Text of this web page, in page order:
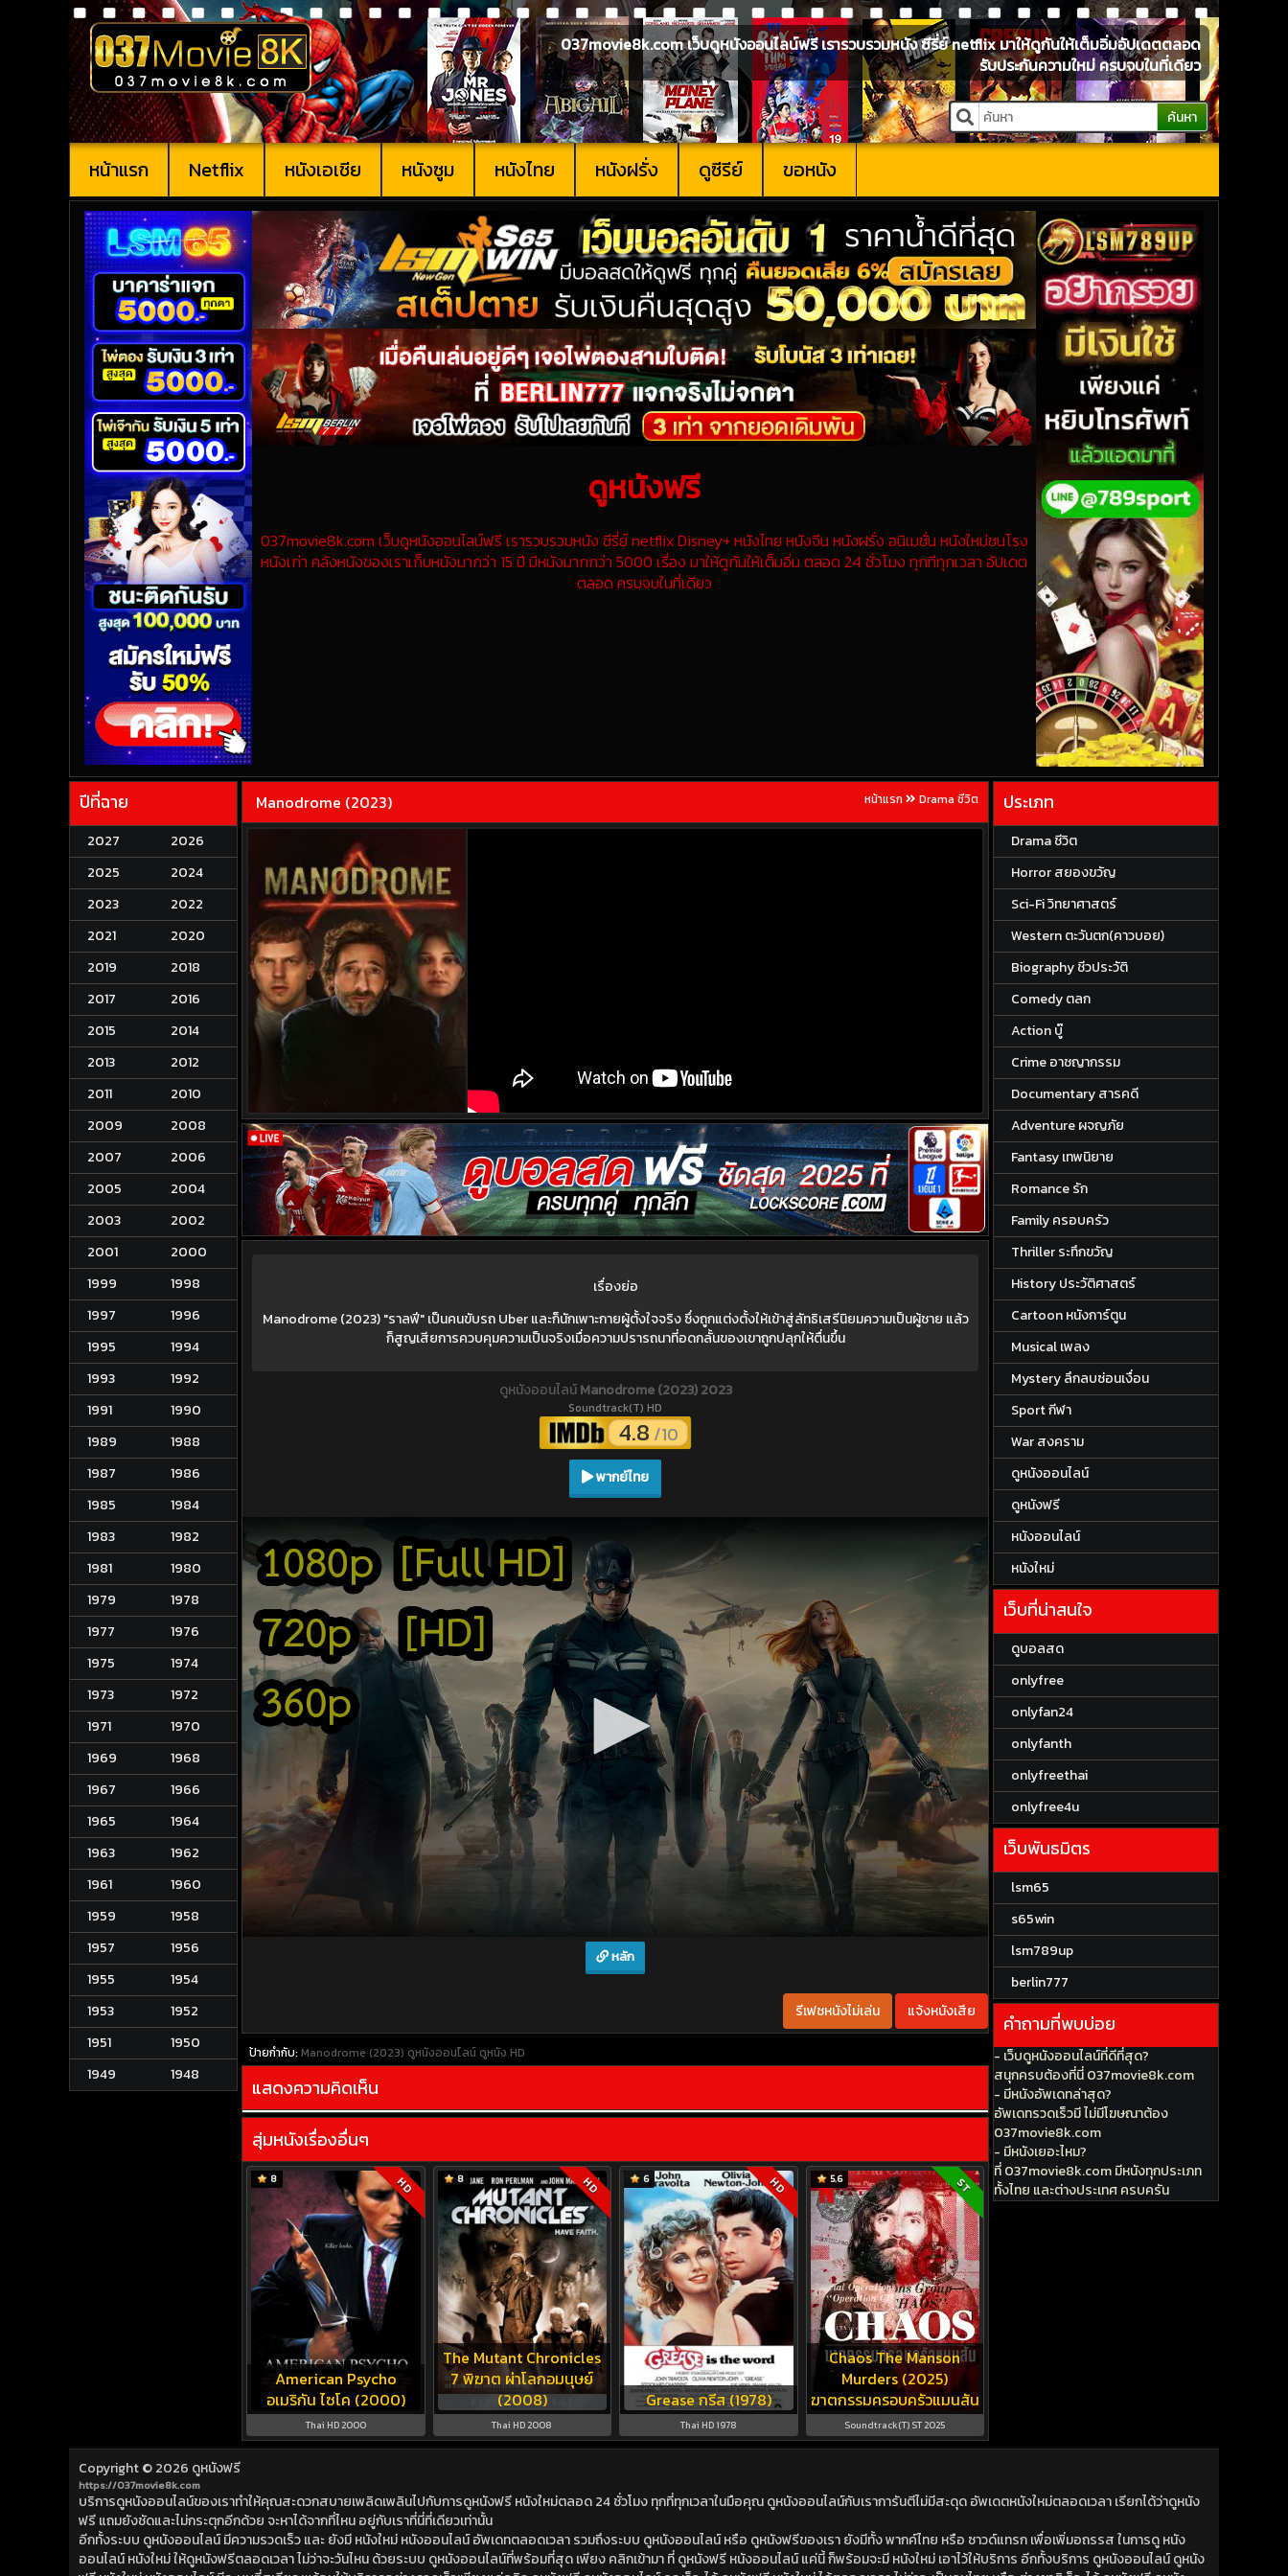
037movie8k.com เว็บดูหนังออนไลน์ฟรี เรารวบรวมหนัง ซีรี่ย์ netflix มาให้ดูกันให้เต็มอิ่มอัปเดตตลอด
รับประกันความใหม่ ครบจบในที่เดียว
ค้นหา
หน้าแรก Netflix หนังเอเชีย หนังซูม หนังไทย หนังฝรั่ง ดูซีรีย์ ขอหนัง
ดูหนังฟรี
037movie8k.com เว็บดูหนังออนไลน์ฟรี เรารวบรวมหนัง ซีรี่ย์ netflix Disney+ หนังไทย หนังจีน หนังฝรั่ง อนิเมชั่น หนังใหม่ชนโรง
หนังเก่า คลังหนังของเราเก็บหนังมากว่า 15 ปี มีหนังมากกว่า 5000 เรื่อง มาให้ดูกันให้เต็มอิ่ม ตลอด 24 ชั่วโมง ทุกทีทุกเวลา อัปเดต
ตลอด ครบจบในที่เดียว
ปีที่ฉาย
2027
2026
2025
2024
2023
2022
2021
2020
2019
2018
2017
2016
2015
2014
2013
2012
2011
2010
2009
2008
2007
2006
2005
2004
2003
2002
2001
2000
1999
1998
1997
1996
1995
1994
1993
1992
1991
1990
1989
1988
1987
1986
1985
1984
1983
1982
1981
1980
1979
1978
1977
1976
1975
1974
1973
1972
1971
1970
1969
1968
1967
1966
1965
1964
1963
1962
1961
1960
1959
1958
1957
1956
1955
1954
1953
1952
1951
1950
1949
1948
Manodrome (2023) หน้าแรก Drama ชีวิต
เรื่องย่อ
Manodrome (2023) "ราลฟี" เป็นคนขับรถ Uber และก็นักเพาะกายผู้ตั้งใจจริง ซึ่งถูกแต่งตั้งให้เข้าสู่ลัทธิเสรีนิยมความเป็นผู้ชาย แล้ว
ก็สูญเสียการควบคุมความเป็นจริงเมื่อความปรารถนาที่อดกลั้นของเขาถูกปลุกให้ตื่นขึ้น
ดูหนังออนไลน์Manodrome (2023) 2023
Soundtrack(T) HD
4.8 /10
พากย์ไทย
หลัก
รีเฟชหนังไม่เล่น แจ้งหนังเสีย
ป้ายกำกับ: Manodrome (2023) ดูหนังออนไลน์ ดูหนัง HD
แสดงความคิดเห็น
สุ่มหนังเรื่องอื่นๆ
American Psycho
อเมริกัน ไซโค (2000)
8 HD
Thai HD 2000
The Mutant Chronicles
7 พิฆาต ผ่าโลกอมนุษย์
(2008)
8 HD
Thai HD 2008
Grease กรีส (1978)
6 HD
Thai HD 1978
Chaos The Manson
Murders (2025)
ฆาตกรรมครอบครัวแมนสัน
5.6 ST
Soundtrack(T) ST 2025
ประเภท
Drama ชีวิต
Horror สยองขวัญ
Sci-Fi วิทยาศาสตร์
Western ตะวันตก(คาวบอย)
Biography ชีวประวัติ
Comedy ตลก
Action บู๊
Crime อาชญากรรม
Documentary สารคดี
Adventure ผจญภัย
Fantasy เทพนิยาย
Romance รัก
Family ครอบครัว
Thriller ระทึกขวัญ
History ประวัติศาสตร์
Cartoon หนังการ์ตูน
Musical เพลง
Mystery ลึกลบซ่อนเงื่อน
Sport กีฬา
War สงคราม
ดูหนังออนไลน์
ดูหนังฟรี
หนังออนไลน์
หนังใหม่
เว็บที่น่าสนใจ
ดูบอลสด
onlyfree
onlyfan24
onlyfanth
onlyfreethai
onlyfree4u
เว็บพันธมิตร
lsm65
s65win
lsm789up
berlin777
คำถามที่พบบ่อย
- เว็บดูหนังออนไลน์ที่ดีที่สุด?
สนุกครบต้องที่นี่ 037movie8k.com
- มีหนังอัพเดทล่าสุด?
อัพเดทรวดเร็วมี ไม่มีโฆษณาต้อง
037movie8k.com
- มีหนังเยอะไหม?
ที่ 037movie8k.com มีหนังทุกประเภท
ทั้งไทย และต่างประเทศ ครบครัน
Copyright © 2026 ดูหนังฟรี
https://037movie8k.com
บริการดูหนังออนไลน์ของเราทำให้คุณสะดวกสบายเพลิดเพลินไปกับการดูหนังฟรี หนังใหม่ตลอด 24 ชั่วโมง ทุกที่ทุกเวลาในมือคุณ ดูหนังออนไลน์กับเราการันตีไม่มีสะดุด อัพเดตหนังใหม่ตลอดเวลา เรียกได้ว่าดูหนัง
ฟรี แถมยังชัดและไม่กระตุกอีกด้วย จะหาได้จากที่ไหน อยู่กับเราที่นี่ที่เดียวเท่านั้น
อีกทั้งระบบ ดูหนังออนไลน์ มีความรวดเร็ว และ ยังมี หนังใหม่ หนังออนไลน์ อัพเดทตลอดเวลา รวมถึงระบบ ดูหนังออนไลน์ หรือ ดูหนังฟรีของเรา ยังมีทั้ง พากค์ไทย หรือ ซาวด์แทรก เพื่อเพิ่มอถรรส ในการดู หนัง
ออนไลน์ หนังใหม่ ให้ดูหนังฟรีตลอดเวลา ไม่ว่าจะวันไหน ด้วยระบบ ดูหนังออนไลน์ที่พร้อมที่สุด เพียง คลิกเข้ามา ที่ ดูหนังฟรี หนังออนไลน์ แค่นี้ ก็พร้อมจะมี หนังใหม่ เอาไว้ให้บริการ อีกทั้งบริการ ดูหนังออนไลน์ ดูหนัง